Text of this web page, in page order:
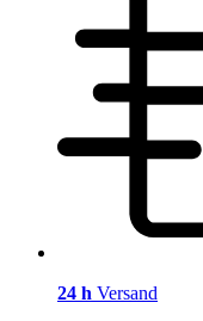
24 h Versand